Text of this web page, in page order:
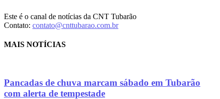
Este é o canal de notícias da CNT Tubarão
Contato: contato@cnttubarao.com.br
MAIS NOTÍCIAS
Pancadas de chuva marcam sábado em Tubarão
com alerta de tempestade